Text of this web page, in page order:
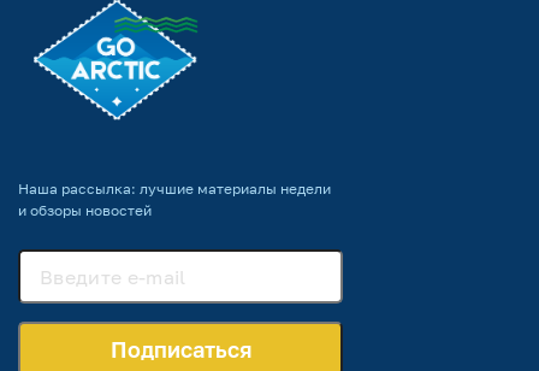
Наша рассылка: лучшие материалы недели
и обзоры новостей
Подписаться